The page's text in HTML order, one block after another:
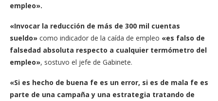
empleo».
«Invocar la reducción de más de 300 mil cuentas
sueldo» como indicador de la caída de empleo «es falso de
falsedad absoluta respecto a cualquier termómetro del
empleo», sostuvo el jefe de Gabinete.
«Si es hecho de buena fe es un error, si es de mala fe es
parte de una campaña y una estrategia tratando de